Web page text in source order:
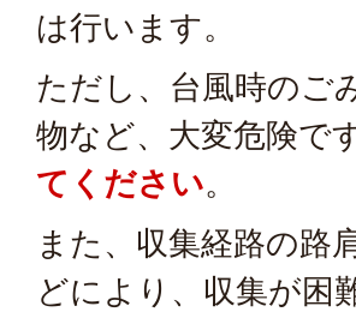
は行います。
ただし、台風時のご
物など、大変危険で
てください。
また、収集経路の路
どにより、収集が困